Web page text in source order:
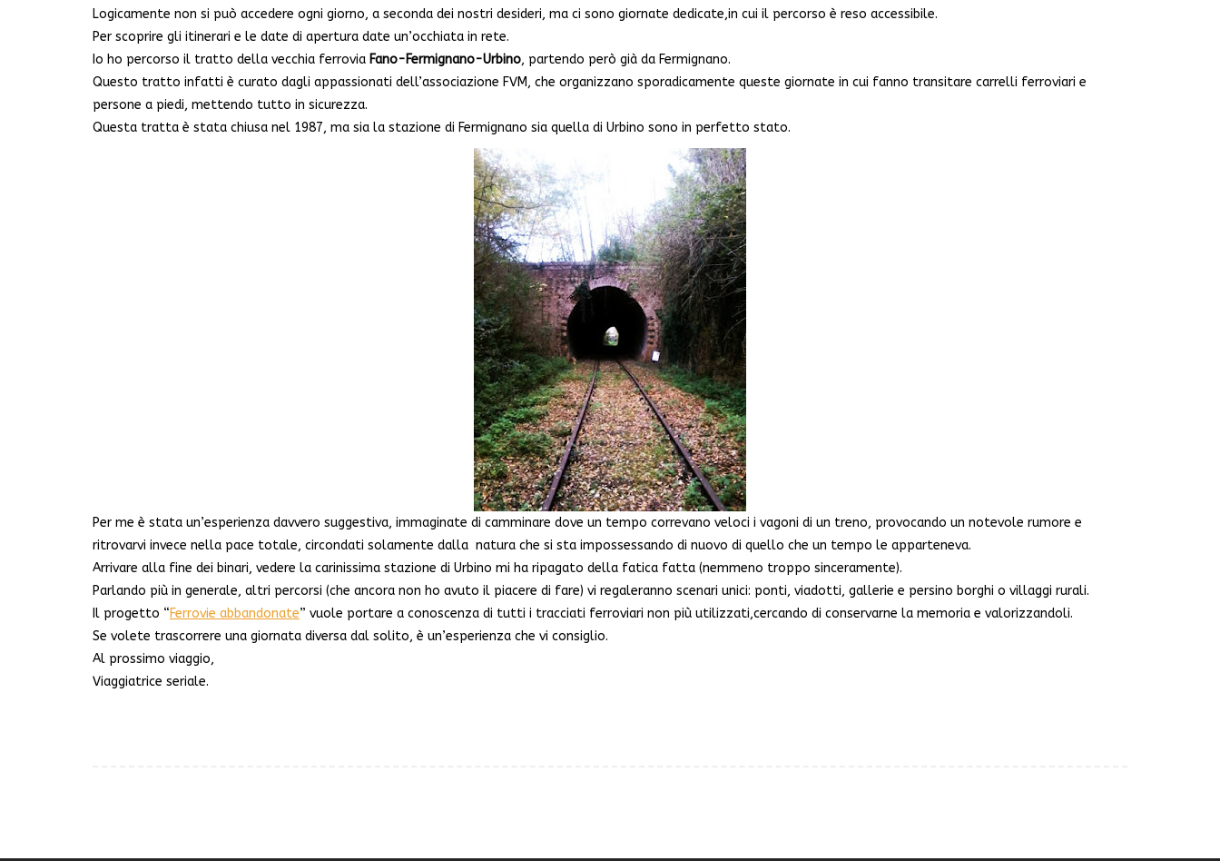
Logicamente non si può accedere ogni giorno, a seconda dei nostri desideri, ma ci sono giornate dedicate,in cui il percorso è reso accessibile.
Per scoprire gli itinerari e le date di apertura date un’occhiata in rete.
Io ho percorso il tratto della vecchia ferrovia Fano-Fermignano-Urbino, partendo però già da Fermignano.
Questo tratto infatti è curato dagli appassionati dell’associazione FVM, che organizzano sporadicamente queste giornate in cui fanno transitare carrelli ferroviari e
persone a piedi, mettendo tutto in sicurezza.
Questa tratta è stata chiusa nel 1987, ma sia la stazione di Fermignano sia quella di Urbino sono in perfetto stato.
Per me è stata un’esperienza davvero suggestiva, immaginate di camminare dove un tempo correvano veloci i vagoni di un treno, provocando un notevole rumore e
ritrovarvi invece nella pace totale, circondati solamente dalla natura che si sta impossessando di nuovo di quello che un tempo le apparteneva.
Arrivare alla fine dei binari, vedere la carinissima stazione di Urbino mi ha ripagato della fatica fatta (nemmeno troppo sinceramente).
Parlando più in generale, altri percorsi (che ancora non ho avuto il piacere di fare) vi regaleranno scenari unici: ponti, viadotti, gallerie e persino borghi o villaggi rurali.
Il progetto “Ferrovie abbandonate” vuole portare a conoscenza di tutti i tracciati ferroviari non più utilizzati,cercando di conservarne la memoria e valorizzandoli.
Se volete trascorrere una giornata diversa dal solito, è un’esperienza che vi consiglio.
Al prossimo viaggio,
Viaggiatrice seriale.